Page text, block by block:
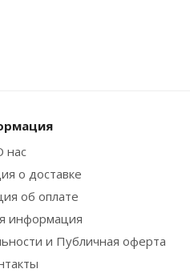
нас
о доставке
об оплате
информация
и Публичная оферта